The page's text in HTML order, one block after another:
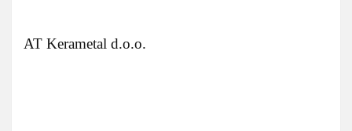
AT Kerametal d.o.o.